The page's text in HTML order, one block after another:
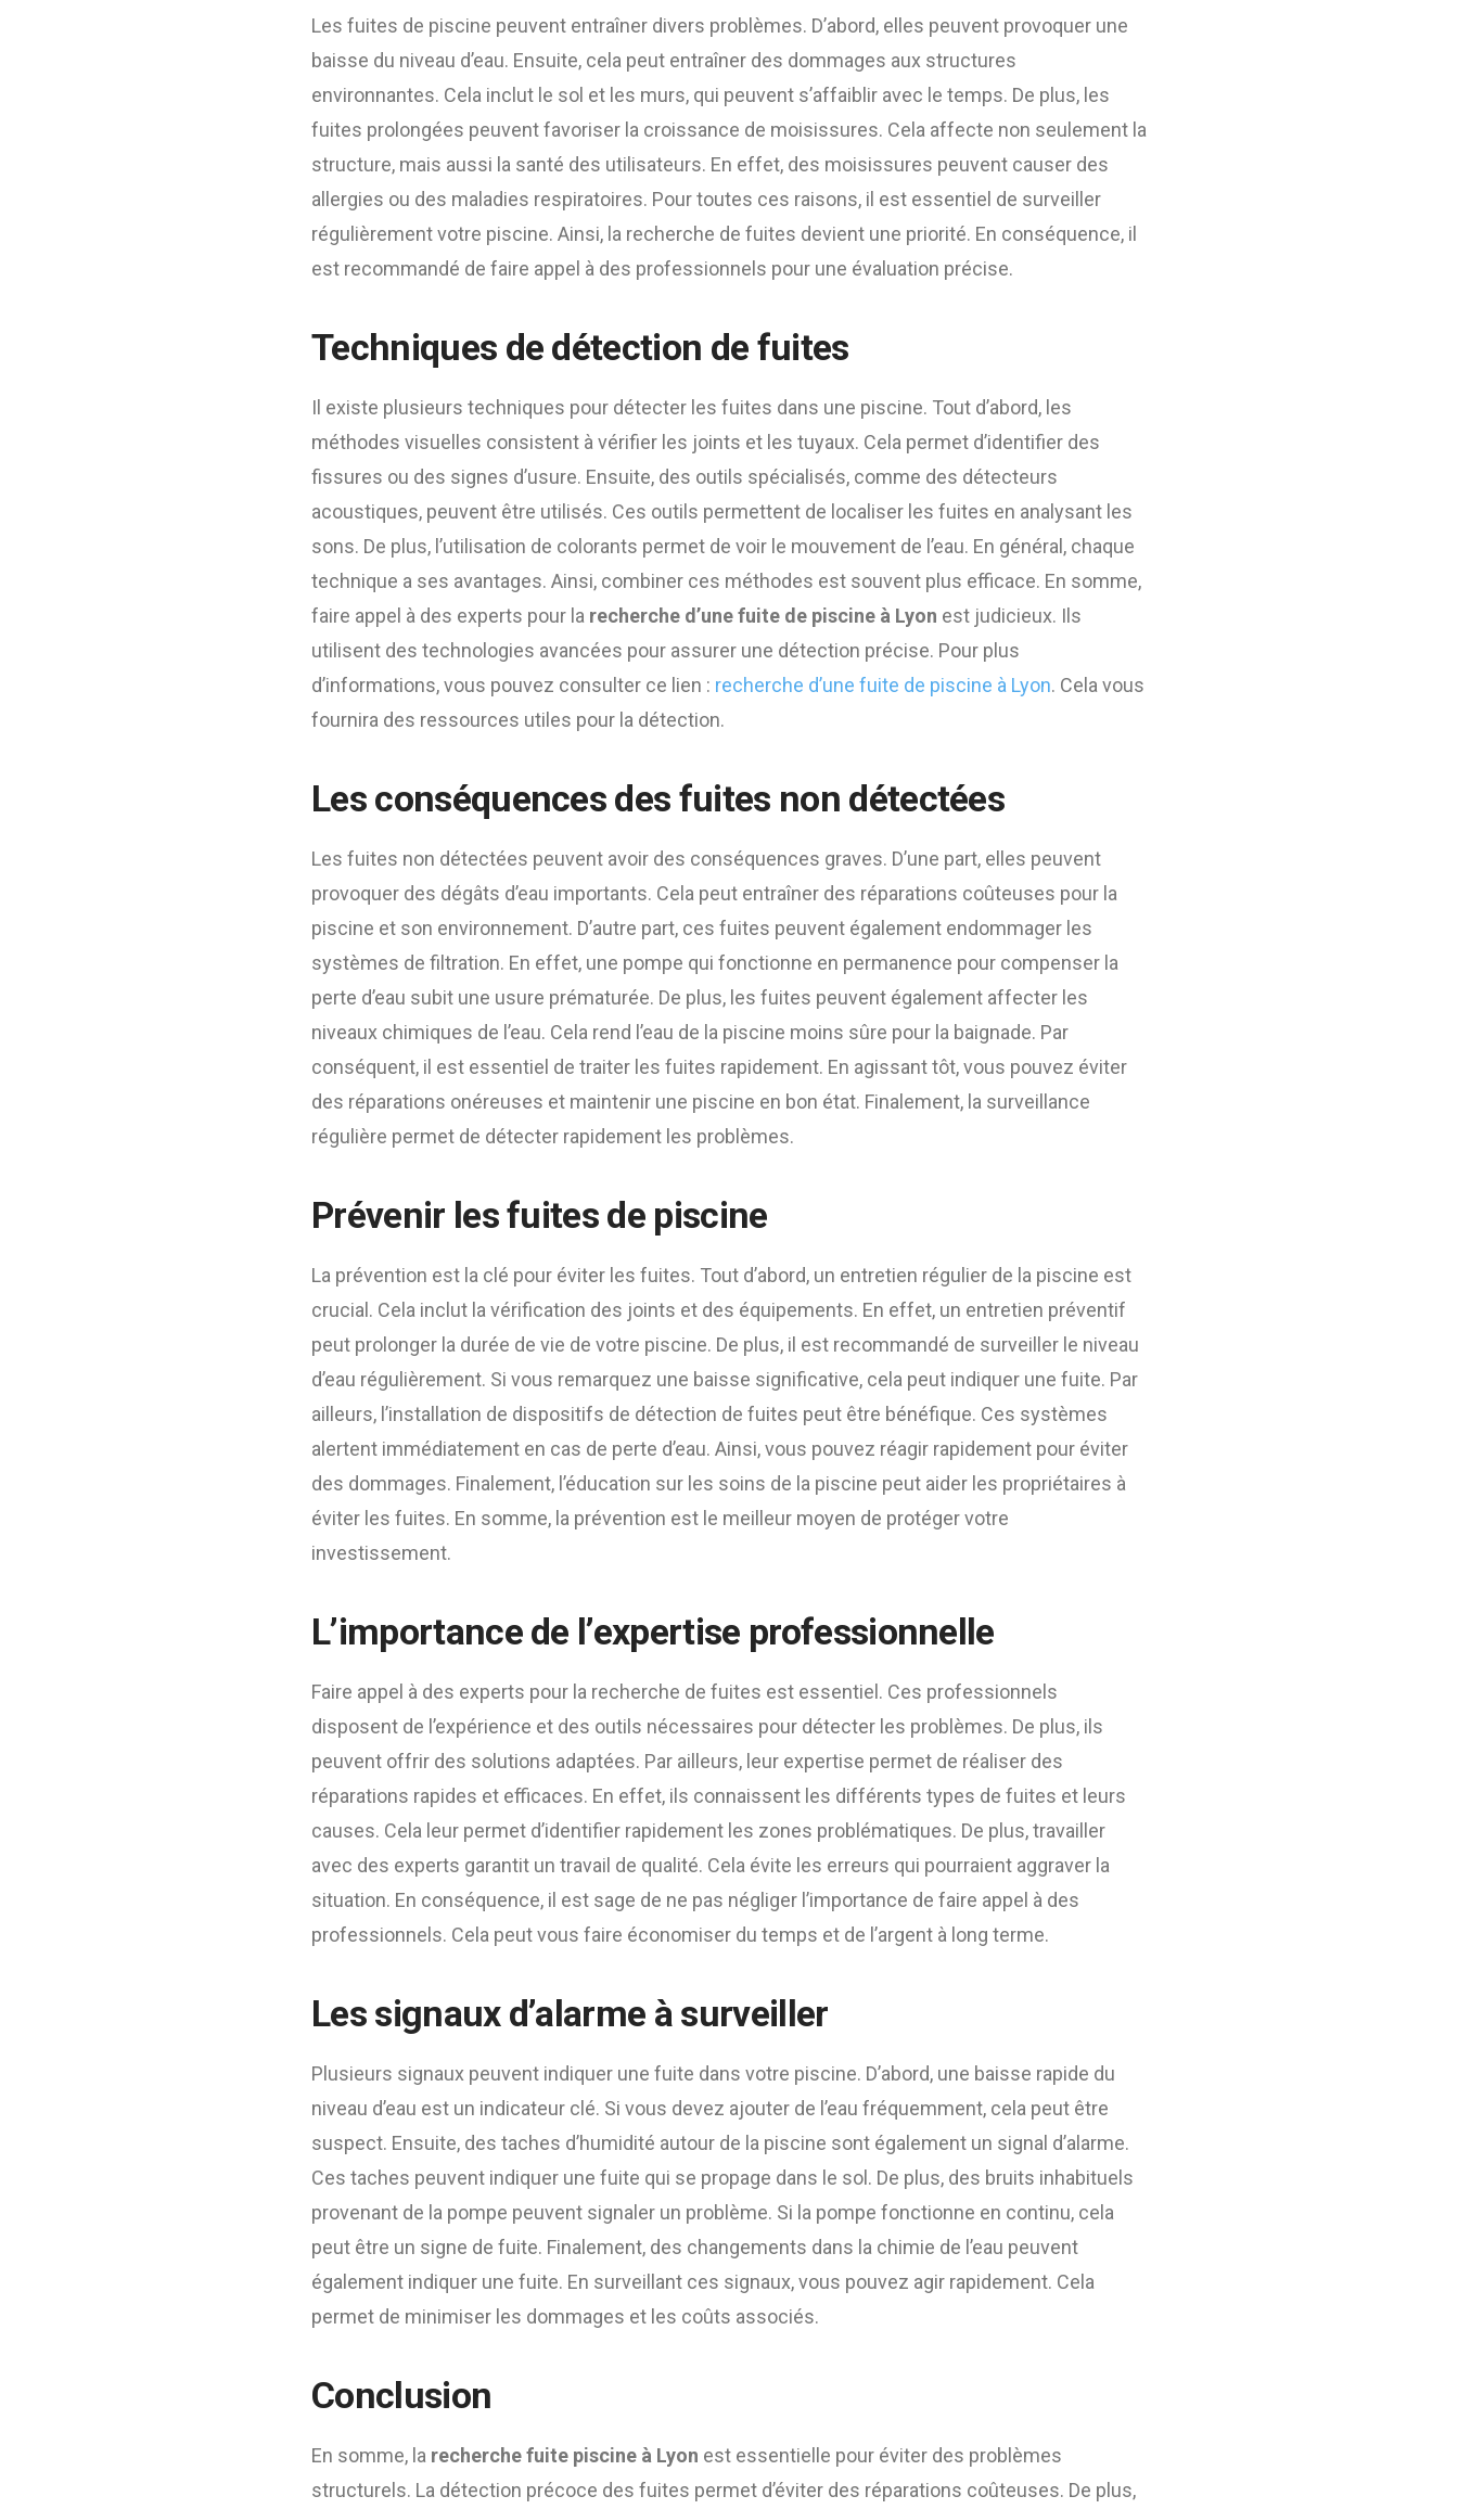
Les fuites de piscine peuvent entraîner divers problèmes. D’abord, elles peuvent provoquer une
baisse du niveau d’eau. Ensuite, cela peut entraîner des dommages aux structures
environnantes. Cela inclut le sol et les murs, qui peuvent s’affaiblir avec le temps. De plus, les
fuites prolongées peuvent favoriser la croissance de moisissures. Cela affecte non seulement la
structure, mais aussi la santé des utilisateurs. En effet, des moisissures peuvent causer des
allergies ou des maladies respiratoires. Pour toutes ces raisons, il est essentiel de surveiller
régulièrement votre piscine. Ainsi, la recherche de fuites devient une priorité. En conséquence, il
est recommandé de faire appel à des professionnels pour une évaluation précise.
Techniques de détection de fuites
Il existe plusieurs techniques pour détecter les fuites dans une piscine. Tout d’abord, les
méthodes visuelles consistent à vérifier les joints et les tuyaux. Cela permet d’identifier des
fissures ou des signes d’usure. Ensuite, des outils spécialisés, comme des détecteurs
acoustiques, peuvent être utilisés. Ces outils permettent de localiser les fuites en analysant les
sons. De plus, l’utilisation de colorants permet de voir le mouvement de l’eau. En général, chaque
technique a ses avantages. Ainsi, combiner ces méthodes est souvent plus efficace. En somme,
faire appel à des experts pour la recherche d’une fuite de piscine à Lyon est judicieux. Ils
utilisent des technologies avancées pour assurer une détection précise. Pour plus
d’informations, vous pouvez consulter ce lien : recherche d’une fuite de piscine à Lyon. Cela vous
fournira des ressources utiles pour la détection.
Les conséquences des fuites non détectées
Les fuites non détectées peuvent avoir des conséquences graves. D’une part, elles peuvent
provoquer des dégâts d’eau importants. Cela peut entraîner des réparations coûteuses pour la
piscine et son environnement. D’autre part, ces fuites peuvent également endommager les
systèmes de filtration. En effet, une pompe qui fonctionne en permanence pour compenser la
perte d’eau subit une usure prématurée. De plus, les fuites peuvent également affecter les
niveaux chimiques de l’eau. Cela rend l’eau de la piscine moins sûre pour la baignade. Par
conséquent, il est essentiel de traiter les fuites rapidement. En agissant tôt, vous pouvez éviter
des réparations onéreuses et maintenir une piscine en bon état. Finalement, la surveillance
régulière permet de détecter rapidement les problèmes.
Prévenir les fuites de piscine
La prévention est la clé pour éviter les fuites. Tout d’abord, un entretien régulier de la piscine est
crucial. Cela inclut la vérification des joints et des équipements. En effet, un entretien préventif
peut prolonger la durée de vie de votre piscine. De plus, il est recommandé de surveiller le niveau
d’eau régulièrement. Si vous remarquez une baisse significative, cela peut indiquer une fuite. Par
ailleurs, l’installation de dispositifs de détection de fuites peut être bénéfique. Ces systèmes
alertent immédiatement en cas de perte d’eau. Ainsi, vous pouvez réagir rapidement pour éviter
des dommages. Finalement, l’éducation sur les soins de la piscine peut aider les propriétaires à
éviter les fuites. En somme, la prévention est le meilleur moyen de protéger votre
investissement.
L’importance de l’expertise professionnelle
Faire appel à des experts pour la recherche de fuites est essentiel. Ces professionnels
disposent de l’expérience et des outils nécessaires pour détecter les problèmes. De plus, ils
peuvent offrir des solutions adaptées. Par ailleurs, leur expertise permet de réaliser des
réparations rapides et efficaces. En effet, ils connaissent les différents types de fuites et leurs
causes. Cela leur permet d’identifier rapidement les zones problématiques. De plus, travailler
avec des experts garantit un travail de qualité. Cela évite les erreurs qui pourraient aggraver la
situation. En conséquence, il est sage de ne pas négliger l’importance de faire appel à des
professionnels. Cela peut vous faire économiser du temps et de l’argent à long terme.
Les signaux d’alarme à surveiller
Plusieurs signaux peuvent indiquer une fuite dans votre piscine. D’abord, une baisse rapide du
niveau d’eau est un indicateur clé. Si vous devez ajouter de l’eau fréquemment, cela peut être
suspect. Ensuite, des taches d’humidité autour de la piscine sont également un signal d’alarme.
Ces taches peuvent indiquer une fuite qui se propage dans le sol. De plus, des bruits inhabituels
provenant de la pompe peuvent signaler un problème. Si la pompe fonctionne en continu, cela
peut être un signe de fuite. Finalement, des changements dans la chimie de l’eau peuvent
également indiquer une fuite. En surveillant ces signaux, vous pouvez agir rapidement. Cela
permet de minimiser les dommages et les coûts associés.
Conclusion
En somme, la recherche fuite piscine à Lyon est essentielle pour éviter des problèmes
structurels. La détection précoce des fuites permet d’éviter des réparations coûteuses. De plus,